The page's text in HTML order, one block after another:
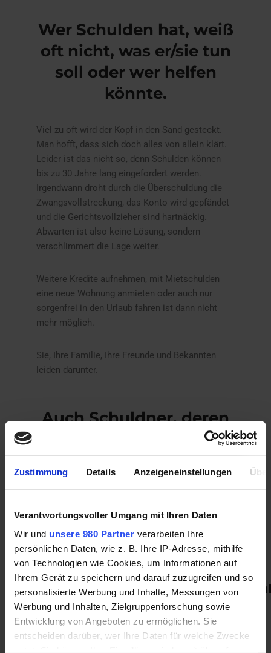
Zustimmung Details Anzeigeneinstellungen
Verantwortungsvoller Umgang mit Ihren Daten
Wir und unsere 980 Partner verarbeiten Ihre
persönlichen Daten, wie z. B. Ihre IP-Adresse, mithilfe
von Technologien wie Cookies, um Informationen auf
Ihrem Gerät zu speichern und darauf zuzugreifen und so
personalisierte Werbung und Inhalte, Messungen von
Werbung und Inhalten, Zielgruppenforschung sowie
Entwicklung von Angeboten zu ermöglichen. Sie
entscheiden darüber, wer Ihre Daten für welche Zwecke
Wer Schulden hat, weiß
oft nicht, was er/sie tun
soll oder wer helfen
könnte.
Viel zu oft wird der Kopf in den Sand gesteckt.
Man hofft, dass sich doch alles von allein klärt.
Leider ist das nicht so, denn Schulden können
bis zu 30 Jahre lang eingefordert werden.
Irgendwann droht durch die Überschuldung die
Zwangsvollstreckung, das Konto wird gepfändet
und die Gerichtsvollzieher sind hartnäckig.
Abwarten ist also keine Lösung, sondern
verschlimmert die Lage weiter.
Weitere Kredite aufnehmen, mit Mietschulden
eine neue Wohnung anmieten oder auch nur
sorgenfrei in den Urlaub fahren ist dann nicht
mehr möglich.
Sie, Ihre Familie, Ihre Freunde und Bekannten
leiden darunter.
Auch Schuldner, deren
Einkommen unter der
Pfändungsfreigrenze
liegen (zum Beispiel
denen keine
Ratenzahlung möglich
ist, können das
durchführen und von
Ihren Schulden befreit